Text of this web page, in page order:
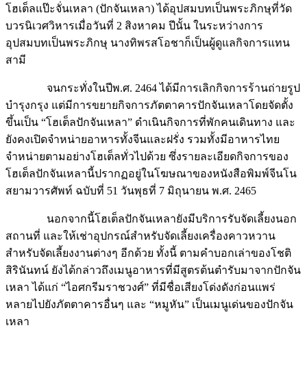
โฮเต็ลแป๊ะจั่นเหลา (ปักจันเหลา) ได้อุปสมบทเป็นพระภิกษุที่วัด
บวรนิเวศวิหารเมื่อวันที่ 2 สิงหาคม ปีนั้น ในระหว่างการ
อุปสมบทเป็นพระภิกษุ นางทิพรสโอชาก็เป็นผู้ดูแลกิจการแทน
สามี
จนกระทั่งในปีพ.ศ. 2464 ได้มีการเลิกกิจการร้านถ่ายรูป
บำรุงกรุง แต่มีการขยายกิจการภัตตาคารปักจันเหลาโดยจัดตั้ง
ขึ้นเป็น “โฮเต็ลปักจันเหลา” ดำเนินกิจการที่พักคนเดินทาง และ
ยังคงเปิดจำหน่ายอาหารทั้งจีนและฝรั่ง รวมทั้งมีอาหารไทย
จำหน่ายตามอย่างโฮเต็ลทั่วไปด้วย ซึ่งรายละเอียดกิจการของ
โฮเต็ลปักจันเหลานี้ปรากฏอยู่ในโฆษณาของหนังสือพิมพ์จีนโน
สยามวารศัพท์ ฉบับที่ 51 วันพุธที่ 7 มิถุนายน พ.ศ. 2465
นอกจากนี้โฮเต็ลปักจันเหลายังมีบริการรับจัดเลี้ยงนอก
สถานที่ และให้เช่าอุปกรณ์สำหรับจัดเลี้ยงเครื่องคาวหวาน
สำหรับจัดเลี้ยงงานต่างๆ อีกด้วย ทั้งนี้ ตามคำบอกเล่าของโชติ
สิรินันทน์ ยังได้กล่าวถึงเมนูอาหารที่มีสูตรต้นตำรับมาจากปักจัน
เหลา ได้แก่ “ไอศกรีมราชวงศ์” ที่มีชื่อเสียงโด่งดังก่อนแพร่
หลายไปยังภัตตาคารอื่นๆ และ “หมูหัน” เป็นเมนูเด่นของปักจัน
เหลา